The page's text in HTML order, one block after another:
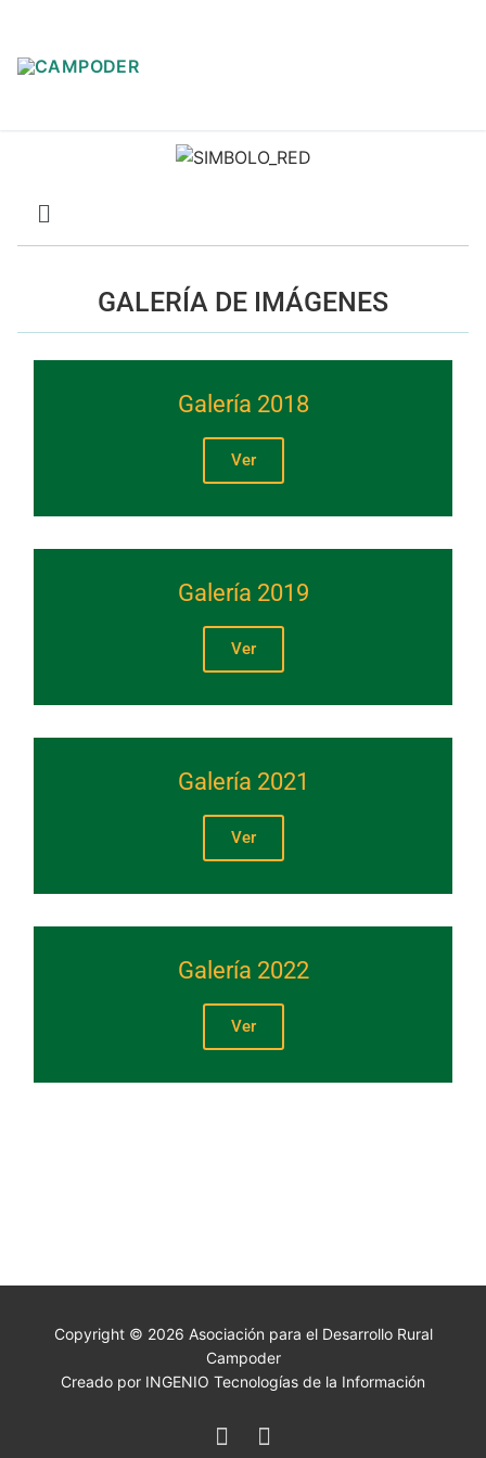
GALERÍA DE IMÁGENES
Galería 2018
Ver
Galería 2019
Ver
Galería 2021
Ver
Galería 2022
Ver
Copyright © 2026 Asociación para el Desarrollo Rural
Campoder
Creado por INGENIO Tecnologías de la Información